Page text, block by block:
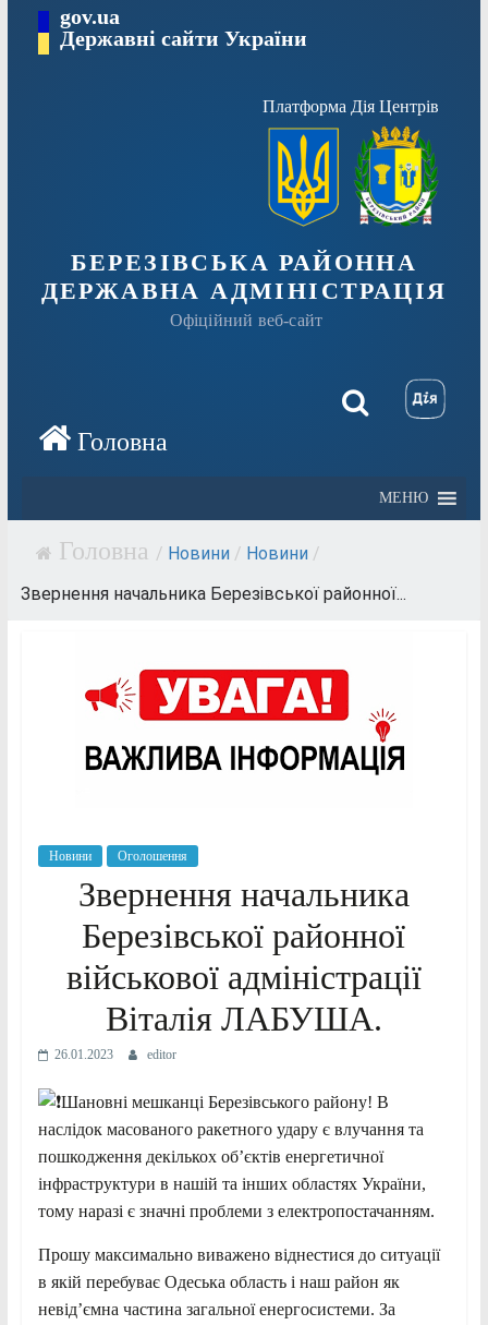
Перейтиgov.ua
Державні сайти України
Платформа Дія Центрів
БЕРЕЗІВСЬКА РАЙОННА
ДЕРЖАВНА АДМІНІСТРАЦІЯ
Офіційний веб-сайт
МЕНЮ
/ Новини / Новини /
Звернення начальника Березівської районної...
Новини Оголошення
Звернення начальника
Березівської районної
військової адміністрації
Віталія ЛАБУША.
26.01.2023 editor
Шановні мешканці Березівського району! В
наслідок масованого ракетного удару є влучання та
пошкодження декількох об’єктів енергетичної
інфраструктури в нашій та інших областях України,
тому наразі є значні проблеми з електропостачанням.
Прошу максимально виважено віднестися до ситуації
в якій перебуває Одеська область і наш район як
невід’ємна частина загальної енергосистеми. За